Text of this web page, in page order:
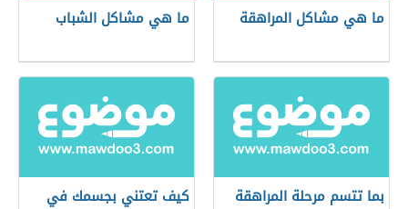
ما هي مشاكل المراهقة ما هي مشاكل الشباب
بما تتسم مرحلة المراهقة
كيف تعتني بجسمك في